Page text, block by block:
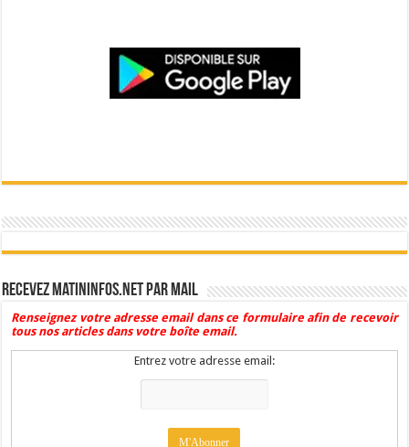
Recevez Matininfos.net par mail
Renseignez votre adresse email dans ce formulaire afin de recevoir
tous nos articles dans votre boîte email.
Entrez votre adresse email: